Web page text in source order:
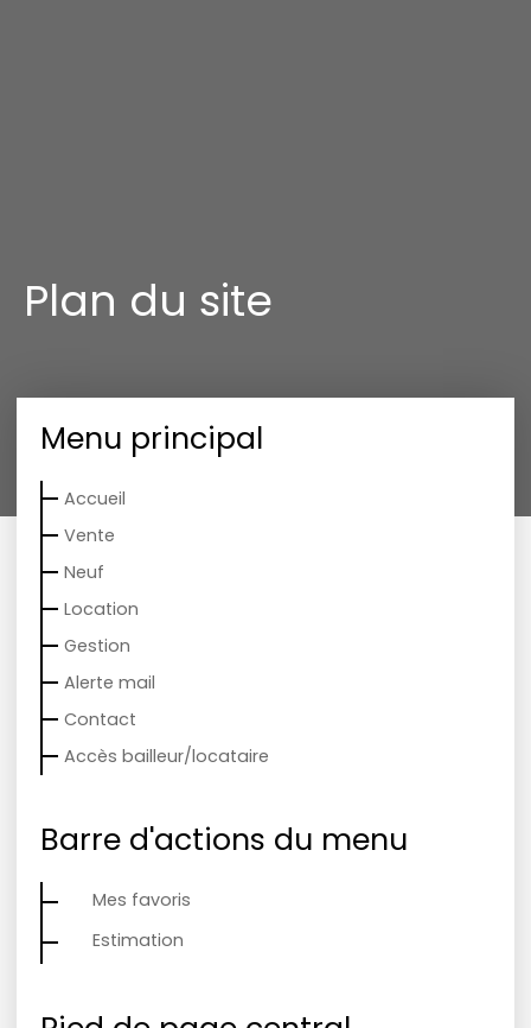
Plan du site
Menu principal
Accueil
Vente
Neuf
Location
Gestion
Alerte mail
Contact
Accès bailleur/locataire
Barre d'actions du menu
Mes favoris
Estimation